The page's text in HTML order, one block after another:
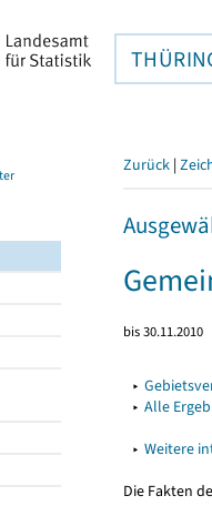
Zurück |
bis 30.11.2010
▸
▸ Alle
▸ Weitere
Die Fakten